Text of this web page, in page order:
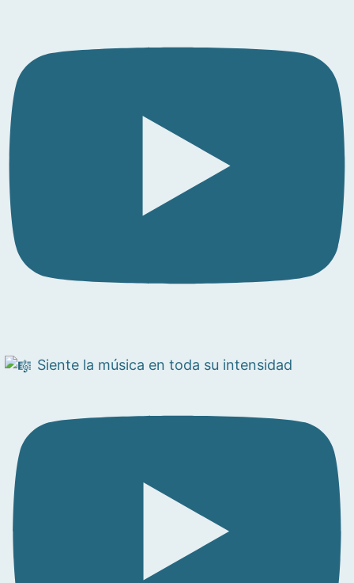
Siente la música en toda su intensidad